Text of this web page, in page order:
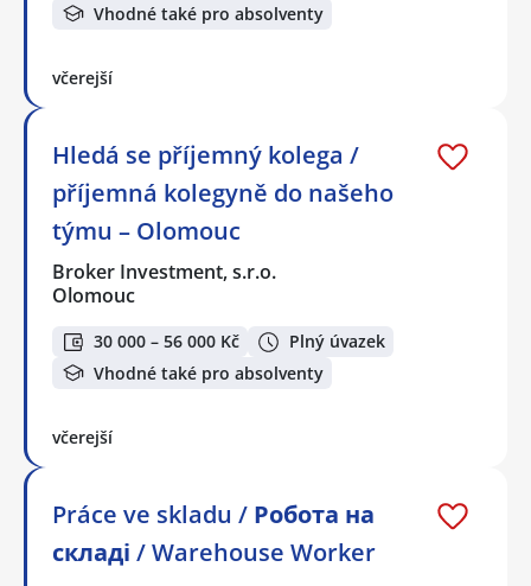
Vhodné také pro absolventy
včerejší
Hledá se příjemný kolega /
příjemná kolegyně do našeho
týmu – Olomouc
Broker Investment, s.r.o.
Olomouc
30 000 – 56 000 Kč
Plný úvazek
Vhodné také pro absolventy
včerejší
Práce ve skladu / Робота на
складі / Warehouse Worker